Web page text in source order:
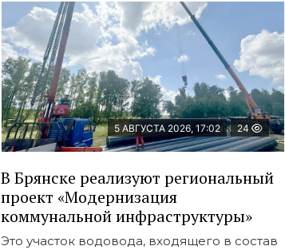
5 АВГУСТА 2026, 17:02 24
В Брянске реализуют региональный
проект «Модернизация
коммунальной инфраструктуры»
Это участок водовода, входящего в состав